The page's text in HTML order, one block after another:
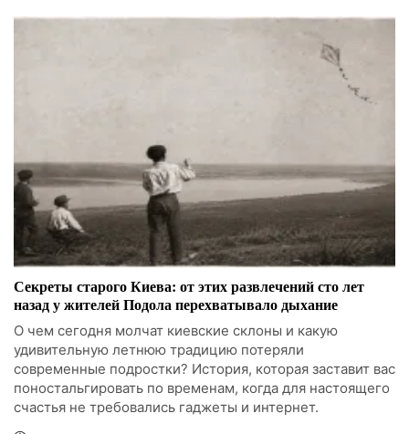
Секреты старого Киева: от этих развлечений сто лет
назад у жителей Подола перехватывало дыхание
О чем сегодня молчат киевские склоны и какую
удивительную летнюю традицию потеряли
современные подростки? История, которая заставит вас
поностальгировать по временам, когда для настоящего
счастья не требовались гаджеты и интернет.